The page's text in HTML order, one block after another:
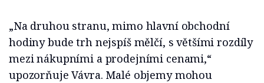
„Na druhou stranu, mimo hlavní obchodní
hodiny bude trh nejspíš mělčí, s většími rozdíly
mezi nákupními a prodejními cenami,“
upozorňuje Vávra. Malé objemy mohou